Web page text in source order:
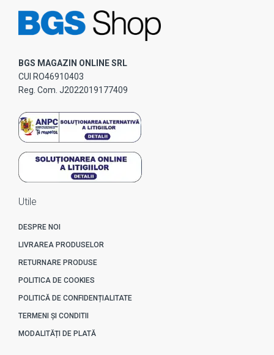
BGS MAGAZIN ONLINE SRL
CUI RO46910403
Reg. Com. J2022019177409
Utile
DESPRE NOI
LIVRAREA PRODUSELOR
RETURNARE PRODUSE
POLITICA DE COOKIES
POLITICĂ DE CONFIDENȚIALITATE
TERMENI ȘI CONDITII
MODALITĂȚI DE PLATĂ